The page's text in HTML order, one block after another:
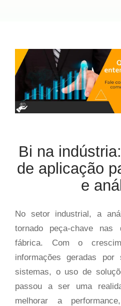
Bi na
de aplicação
e
No setor industrial, a
tornado peça-chave
fábrica. Com o
informações geradas por
sistemas, o uso de
passou a ser uma
melhorar a